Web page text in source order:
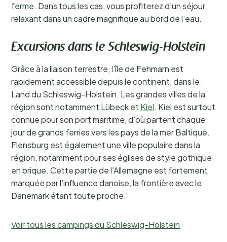
ferme. Dans tous les cas, vous profiterez d’un séjour
relaxant dans un cadre magnifique au bord de l’eau.
Excursions dans le Schleswig-Holstein
Grâce à la liaison terrestre, l’île de Fehmarn est
rapidement accessible depuis le continent, dans le
Land du Schleswig-Holstein. Les grandes villes de la
région sont notamment Lübeck et Kiel. Kiel est surtout
connue pour son port maritime, d’où partent chaque
jour de grands ferries vers les pays de la mer Baltique.
Flensburg est également une ville populaire dans la
région, notamment pour ses églises de style gothique
en brique. Cette partie de l’Allemagne est fortement
marquée par l’influence danoise, la frontière avec le
Danemark étant toute proche.
Voir tous les campings du Schleswig-Holstein